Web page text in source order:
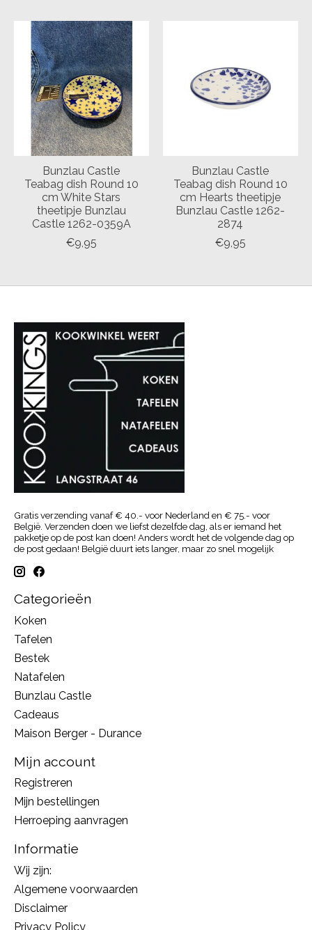
Bunzlau Castle
Teabag dish Round 10
cm White Stars
theetipje Bunzlau
Castle 1262-0359A
€9,95
Bunzlau Castle
Teabag dish Round 10
cm Hearts theetipje
Bunzlau Castle 1262-
2874
€9,95
Gratis verzending vanaf € 40.- voor Nederland en € 75.- voor
België. Verzenden doen we liefst dezelfde dag, als er iemand het
pakketje op de post kan doen! Anders wordt het de volgende dag op
de post gedaan! België duurt iets langer, maar zo snel mogelijk
Categorieën
Koken
Tafelen
Bestek
Natafelen
Bunzlau Castle
Cadeaus
Maison Berger - Durance
Mijn account
Registreren
Mijn bestellingen
Herroeping aanvragen
Informatie
Wij zijn:
Algemene voorwaarden
Disclaimer
Privacy Policy